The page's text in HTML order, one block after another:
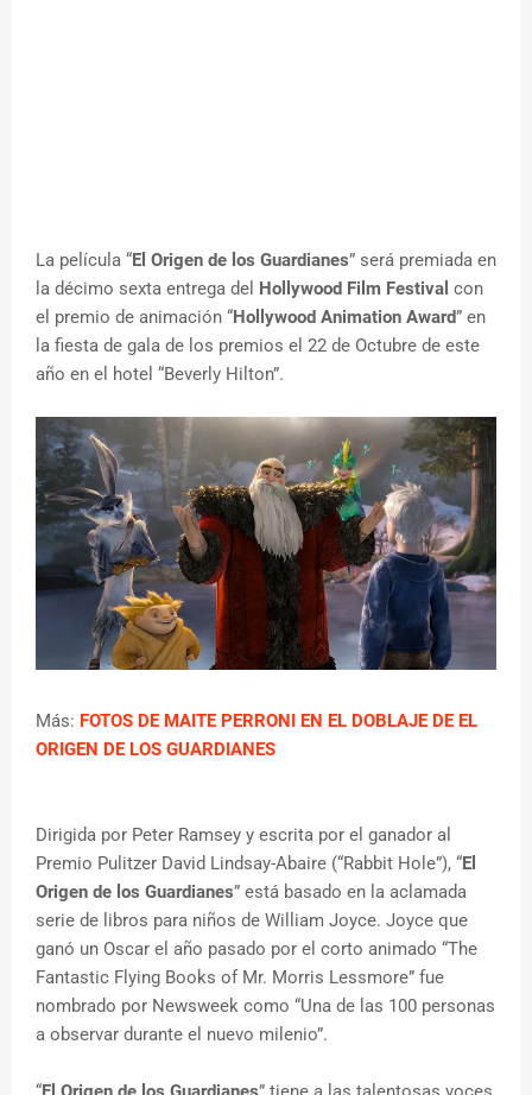
La película “El Origen de los Guardianes” será premiada en
la décimo sexta entrega del Hollywood Film Festival con
el premio de animación “Hollywood Animation Award” en
la fiesta de gala de los premios el 22 de Octubre de este
año en el hotel “Beverly Hilton”.
Más: FOTOS DE MAITE PERRONI EN EL DOBLAJE DE EL
ORIGEN DE LOS GUARDIANES
Dirigida por Peter Ramsey y escrita por el ganador al
Premio Pulitzer David Lindsay-Abaire (“Rabbit Hole”), “El
Origen de los Guardianes” está basado en la aclamada
serie de libros para niños de William Joyce. Joyce que
ganó un Oscar el año pasado por el corto animado “The
Fantastic Flying Books of Mr. Morris Lessmore” fue
nombrado por Newsweek como “Una de las 100 personas
a observar durante el nuevo milenio”.